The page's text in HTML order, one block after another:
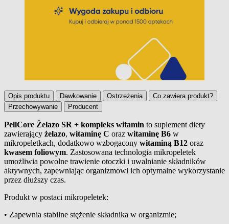
Opis produktu Dawkowanie Ostrzeżenia
Co zawiera produkt?
Przechowywanie
Producent
Opis produktu
PellCore Żelazo SR + kompleks witamin to suplement diety
zawierający żelazo, witaminę C oraz witaminę B6 w
mikropeletkach, dodatkowo wzbogacony witaminą B12 oraz
kwasem foliowym. Zastosowana technologia mikropeletek
umożliwia powolne trawienie otoczki i uwalnianie składników
aktywnych, zapewniając organizmowi ich optymalne wykorzystanie
przez dłuższy czas.
Produkt w postaci mikropeletek:
• Zapewnia stabilne stężenie składnika w organizmie;